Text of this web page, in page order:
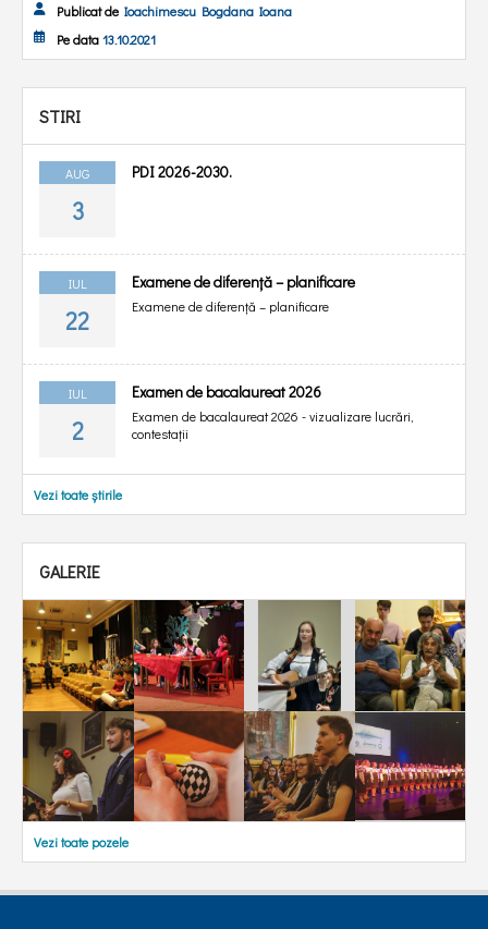
Publicat de Ioachimescu Bogdana Ioana
Pe data13.10.2021
STIRI
AUG
3
PDI 2026-2030.
IUL
22
Examene de diferență – planificare
Examene de diferență – planificare
IUL
2
Examen de bacalaureat 2026
Examen de bacalaureat 2026 - vizualizare lucrări,
contestații
Vezi toate știrile
GALERIE
Vezi toate pozele